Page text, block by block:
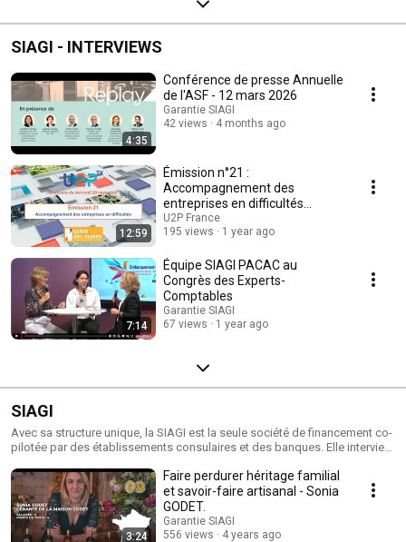
SIAGI - INTERVIEWS
4:35
Conférence de presse Annuelle
de l'ASF - 12 mars 2026
Garantie SIAGI
42 views
4 months ago
12:59
Émission n°21 :
Accompagnement des
entreprises en difficultés
#SMCL2024
U2P France
195 views
1 year ago
7:14
Équipe SIAGI PACAC au
Congrès des Experts-
Comptables
Garantie SIAGI
67 views
1 year ago
SIAGI
Avec sa structure unique, la SIAGI est la seule société de financement co-
pilotée par des établissements consulaires et des banques. Elle intervient
». Sont éligibles à sa garantie les entreprises jusqu’à 50 salariés et
réalisant un chiffre d’affaires inférieur à 15 M€ ou ayant un total bilan
inférieur à 7,5 M€ Avec 28 directions et antennes régionales et 90
collaborateurs, le réseau de la SIAGI accompagne la création, la reprise et
le développement des entreprises au cœur des territoires.
3:24
Faire perdurer héritage familial
et savoir-faire artisanal - Sonia
GODET.
Garantie SIAGI
556 views
4 years ago